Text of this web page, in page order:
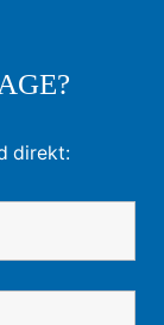
direkt: